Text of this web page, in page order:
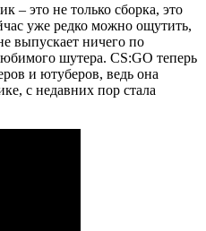
– это не только сборка, это
уже редко можно ощутить,
выпускает ничего по
шутера. CS:GO теперь
и ютуберов, ведь она
с недавних пор стала